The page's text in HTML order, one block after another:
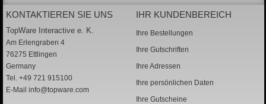
KONTAKTIEREN SIE UNS
TopWare Interactive e. K.
Am Erlengraben 4
76275 Ettlingen
Germany
Tel. +49 721 915100
E-Mail info@topware.com
IHR KUNDENBEREICH
Ihre Bestellungen
Ihre Gutschriften
Ihre Adressen
Ihre persönlichen Daten
Ihre Gutscheine